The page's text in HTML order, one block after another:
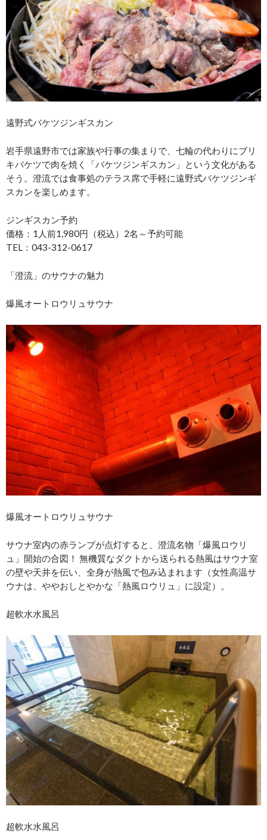
遠野式バケツジンギスカン
岩手県遠野市では家族や行事の集まりで、七輪の代わりにブリ
キバケツで肉を焼く「バケツジンギスカン」という文化がある
そう。澄流では食事処のテラス席で手軽に遠野式バケツジンギ
スカンを楽しめます。
ジンギスカン予約
価格：1人前1,980円（税込）2名～予約可能
TEL：043-312-0617
「澄流」のサウナの魅力
爆風オートロウリュサウナ
爆風オートロウリュサウナ
サウナ室内の赤ランプが点灯すると、澄流名物「爆風ロウリ
ュ」開始の合図！ 無機質なダクトから送られる熱風はサウナ室
の壁や天井を伝い、全身が熱風で包み込まれます（女性高温サ
ウナは、ややおしとやかな「熱風ロウリュ」に設定）。
超軟水水風呂
超軟水水風呂